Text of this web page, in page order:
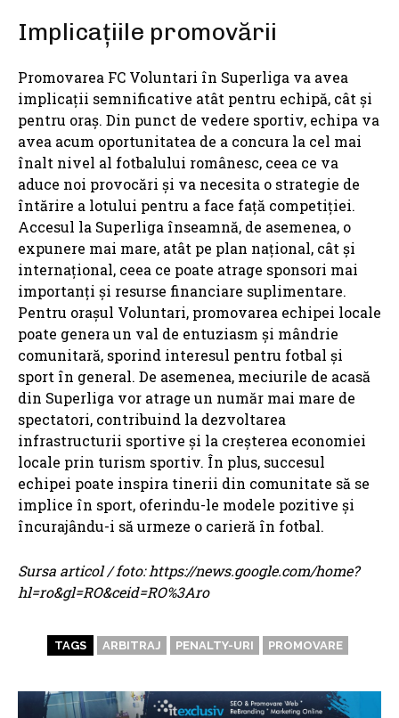
Implicațiile promovării
Promovarea FC Voluntari în Superliga va avea
implicații semnificative atât pentru echipă, cât și
pentru oraș. Din punct de vedere sportiv, echipa va
avea acum oportunitatea de a concura la cel mai
înalt nivel al fotbalului românesc, ceea ce va
aduce noi provocări și va necesita o strategie de
întărire a lotului pentru a face față competiției.
Accesul la Superliga înseamnă, de asemenea, o
expunere mai mare, atât pe plan național, cât și
internațional, ceea ce poate atrage sponsori mai
importanți și resurse financiare suplimentare.
Pentru orașul Voluntari, promovarea echipei locale
poate genera un val de entuziasm și mândrie
comunitară, sporind interesul pentru fotbal și
sport în general. De asemenea, meciurile de acasă
din Superliga vor atrage un număr mai mare de
spectatori, contribuind la dezvoltarea
infrastructurii sportive și la creșterea economiei
locale prin turism sportiv. În plus, succesul
echipei poate inspira tinerii din comunitate să se
implice în sport, oferindu-le modele pozitive și
încurajându-i să urmeze o carieră în fotbal.
Sursa articol / foto: https://news.google.com/home?
hl=ro&gl=RO&ceid=RO%3Aro
TAGS ARBITRAJ PENALTY-URI PROMOVARE